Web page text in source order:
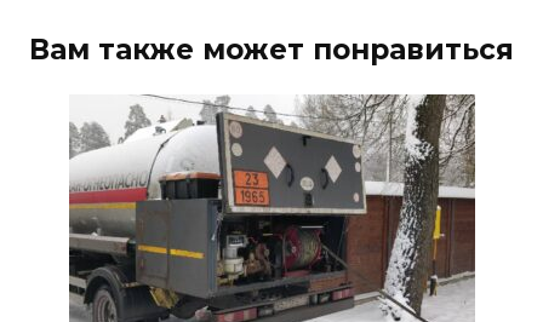
Вам также может понравиться